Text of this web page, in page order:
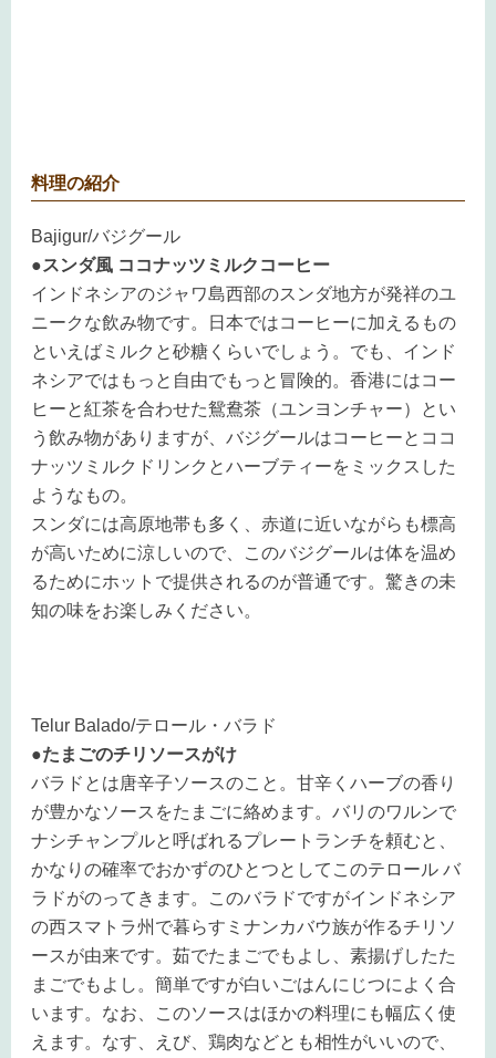
料理の紹介
Bajigur/バジグール
●スンダ風 ココナッツミルクコーヒー
インドネシアのジャワ島西部のスンダ地方が発祥のユ
ニークな飲み物です。日本ではコーヒーに加えるもの
といえばミルクと砂糖くらいでしょう。でも、インド
ネシアではもっと自由でもっと冒険的。香港にはコー
ヒーと紅茶を合わせた鴛鴦茶（ユンヨンチャー）とい
う飲み物がありますが、バジグールはコーヒーとココ
ナッツミルクドリンクとハーブティーをミックスした
ようなもの。
スンダには高原地帯も多く、赤道に近いながらも標高
が高いために涼しいので、このバジグールは体を温め
るためにホットで提供されるのが普通です。驚きの未
知の味をお楽しみください。
Telur Balado/テロール・バラド
●たまごのチリソースがけ
バラドとは唐辛子ソースのこと。甘辛くハーブの香り
が豊かなソースをたまごに絡めます。バリのワルンで
ナシチャンプルと呼ばれるプレートランチを頼むと、
かなりの確率でおかずのひとつとしてこのテロール バ
ラドがのってきます。
このバラドですがインドネシア
の西スマトラ州で暮らすミナンカバウ族が作るチリソ
ースが由来です。 茹でたまごでもよし、素揚げしたた
まごでもよし。簡単ですが白いごはんにじつによく合
います。 なお、このソースはほかの料理にも幅広く使
えます。 なす、えび、鶏肉などとも相性がいいので、